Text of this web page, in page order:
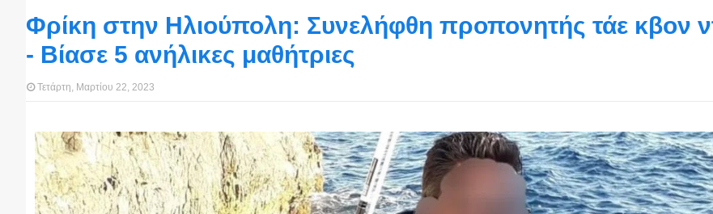
Φρίκη στην Ηλιούπολη: Συνελήφθη προπονητής τάε κβον
- Βίασε 5 ανήλικες μαθήτριες
Τετάρτη, Μαρτίου 22, 2023